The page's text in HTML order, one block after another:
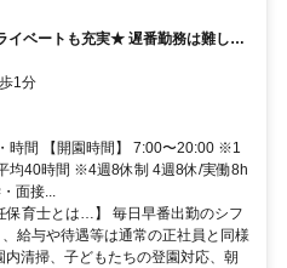
イベートも充実★ 遅番勤務は難しい
1分
時間 【開園時間】 7:00〜20:00 ※1
均40時間 ※4週8休制 4週8休/実働8h
面接...
保育士とは…】 毎日早番出勤のシフ
給与や待遇等は通常の正社員と同様
清掃、子どもたちの登園対応、朝